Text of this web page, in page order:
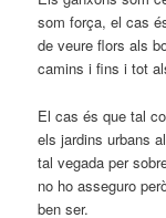
som força, el cas
de veure flors als
camins i fins i tot
El cas és que tal
els jardins urbans
tal vegada per
no ho asseguro
ben ser.